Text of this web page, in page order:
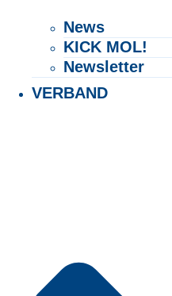
News
KICK MOL!
Newsletter
VERBAND